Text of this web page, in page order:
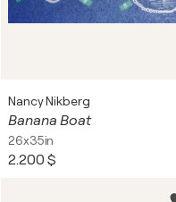
Nancy Nikberg
Banana Boat
26x35in
2.200 $